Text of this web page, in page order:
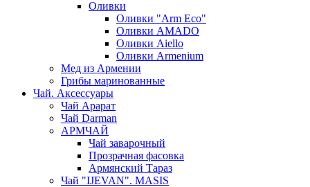
Оливки
Оливки "Arm Eco"
Оливки AMADO
Оливки Aiello
Оливки Armenium
Мед из Армении
Грибы маринованные
Чай. Аксессуары
Чай Арарат
Чай Darman
АРМЧАЙ
Чай заварочный
Прозрачная фасовка
Армянский Тараз
Чай "IJEVAN". MASIS